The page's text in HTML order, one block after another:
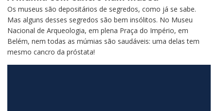
Os museus são depositários de segredos, como já se sabe.
Mas alguns desses segredos são bem insólitos. No Museu
Nacional de Arqueologia, em plena Praça do Império, em
Belém, nem todas as múmias são saudáveis: uma delas tem
mesmo cancro da próstata!